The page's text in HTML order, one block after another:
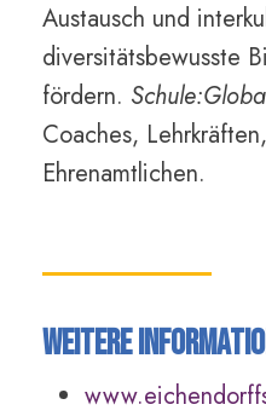
Austausch und
diversitätsbewusste
fördern.
Coaches,
Ehrenamtlichen.
Weitere